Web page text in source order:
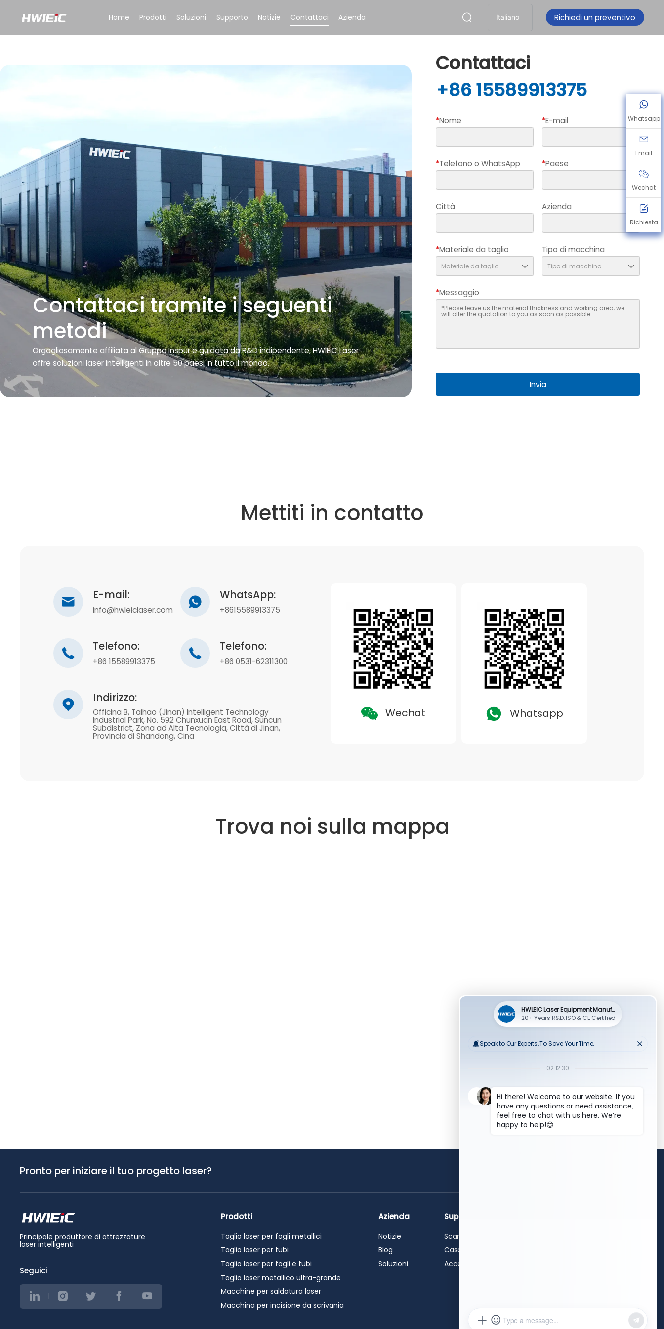
Home Prodotti Soluzioni Supporto Notizie Contattaci Azienda Italiano Richiedi un preventivo
Contattaci tramite i seguenti
metodi
Orgogliosamente affiliata al Gruppo Inspur e guidata da R&D indipendente, HWlEiC Laser
offre soluzioni laser intelligenti in oltre 50 paesi in tutto il mondo.
Contattaci
+86 15589913375
*Nome *E-mail
*Telefono o WhatsApp *Paese
Città Azienda
*Materiale da taglio Tipo di macchina
*Messaggio
Invia
Mettiti in contatto
E-mail:
info@hwleiclaser.com
WhatsApp:
+8615589913375
Telefono:
+86 15589913375
Telefono:
+86 0531-62311300
Indirizzo:
Officina B, Taihao (Jinan) Intelligent Technology
Industrial Park, No. 592 Chunxuan East Road, Suncun
Subdistrict, Zona ad Alta Tecnologia, Città di Jinan,
Provincia di Shandong, Cina
Wechat Whatsapp
Trova noi sulla mappa
Pronto per iniziare il tuo progetto laser?
Principale produttore di attrezzature
laser intelligenti
Seguici
Prodotti
Taglio laser per fogli metallici
Taglio laser per tubi
Taglio laser per fogli e tubi
Taglio laser metallico ultra-grande
Macchine per saldatura laser
Macchina per incisione da scrivania
Azienda
Notizie
Blog
Soluzioni
Supporto
Scarica
Caso
Accessori
Road, Suncun Subdistrict, Zona
ad Alta Tecnologia, Città di Jinan,
Whatsapp
Email
Wechat
Richiesta